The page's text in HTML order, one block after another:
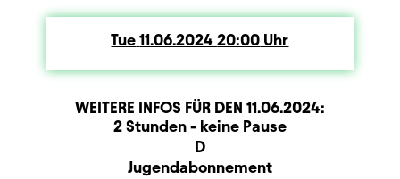
Tue Tuesday
11.06.202420:00 Uhr
WEITERE INFOS FÜR DEN 11.06.2024:
BeschreibungInformation
Dauer und Pausen2 Stunden - keine Pause
D
ZusatzinformationJugendabonnement